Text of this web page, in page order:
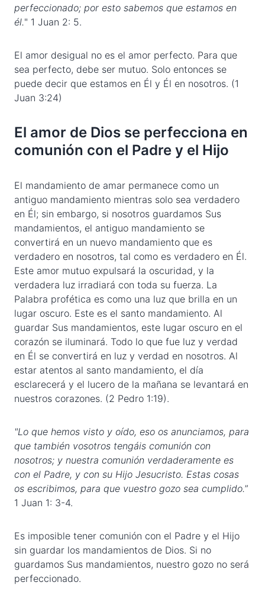
perfeccionado; por esto sabemos que estamos en
él." 1 Juan 2: 5.
El amor desigual no es el amor perfecto. Para que
sea perfecto, debe ser mutuo. Solo entonces se
puede decir que estamos en Él y Él en nosotros. (1
Juan 3:24)
El amor de Dios se perfecciona en
comunión con el Padre y el Hijo
El mandamiento de amar permanece como un
antiguo mandamiento mientras solo sea verdadero
en Él; sin embargo, si nosotros guardamos Sus
mandamientos, el antiguo mandamiento se
convertirá en un nuevo mandamiento que es
verdadero en nosotros, tal como es verdadero en Él.
Este amor mutuo expulsará la oscuridad, y la
verdadera luz irradiará con toda su fuerza. La
Palabra profética es como una luz que brilla en un
lugar oscuro. Este es el santo mandamiento. Al
guardar Sus mandamientos, este lugar oscuro en el
corazón se iluminará. Todo lo que fue luz y verdad
en Él se convertirá en luz y verdad en nosotros. Al
estar atentos al santo mandamiento, el día
esclarecerá y el lucero de la mañana se levantará en
nuestros corazones. (2 Pedro 1:19).
"Lo que hemos visto y oído, eso os anunciamos, para
que también vosotros tengáis comunión con
nosotros; y nuestra comunión verdaderamente es
con el Padre, y con su Hijo Jesucristo. Estas cosas
os escribimos, para que vuestro gozo sea cumplido.”
1 Juan 1: 3-4.
Es imposible tener comunión con el Padre y el Hijo
sin guardar los mandamientos de Dios. Si no
guardamos Sus mandamientos, nuestro gozo no será
perfeccionado.